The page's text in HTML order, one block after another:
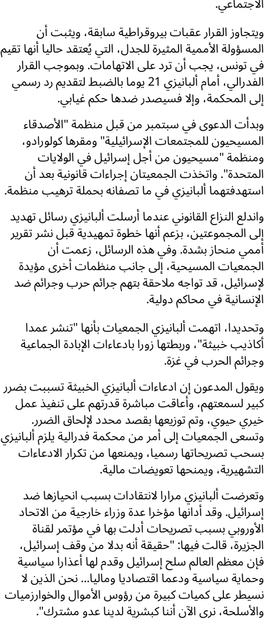
ويتجاوز القرار عقبات بيروقراطية سابقة، ويثبت أن
المسؤولة الأممية المثيرة للجدل، التي يُعتقد حاليا أنها تقيم
في تونس، يجب أن ترد على الاتهامات. وبموجب القرار
الفدرالي، أمام ألبانيزي 21 يوما بالضبط لتقديم رد رسمي
إلى المحكمة، وإلا فسيصدر ضدها حكم غيابي.
وبدأت الدعوى في سبتمبر من قبل منظمة "الأصدقاء
المسيحيون للمجتمعات الإسرائيلية" ومقرها كولورادو،
ومنظمة "مسيحيون من أجل إسرائيل في الولايات
المتحدة". واتخذت الجمعيتان إجراءات قانونية بعد أن
استهدفتهما ألبانيزي في ما تصفانه بحملة ترهيب منظمة.
واندلع النزاع القانوني عندما أرسلت ألبانيزي رسائل تهديد
إلى المجموعتين، بزعم أنها خطوة تمهيدية قبل نشر تقرير
أممي منحاز بشدة. وفي هذه الرسائل، زعمت أن
الجمعيات المسيحية، إلى جانب منظمات أخرى مؤيدة
لإسرائيل، قد تواجه ملاحقة بتهم جرائم حرب وجرائم ضد
الإنسانية في محاكم دولية.
وتحديدا، اتهمت ألبانيزي الجمعيات بأنها "تنشر عمدا
أكاذيب خبيثة"، وربطتها زورا بادعاءات الإبادة الجماعية
وجرائم الحرب في غزة.
ويقول المدعون إن ادعاءات ألبانيزي الخبيثة تسببت بضرر
كبير لسمعتهم، وأعاقت مباشرة قدرتهم على تنفيذ عمل
خيري حيوي، وتم توزيعها بقصد محدد لإلحاق الضرر.
وتسعى الجمعيات إلى أمر من محكمة فدرالية يلزم ألبانيزي
بسحب تصريحاتها رسميا، ويمنعها من تكرار الادعاءات
التشهيرية، ويمنحها تعويضات مالية.
وتعرضت ألبانيزي مرارا لانتقادات بسبب انحيازها ضد
إسرائيل. وقد أدانها مؤخرا عدة وزراء خارجية من الاتحاد
الأوروبي بسبب تصريحات أدلت بها في مؤتمر لقناة
الجزيرة، قالت فيها: "حقيقة أنه بدلا من وقف إسرائيل،
فإن معظم العالم سلح إسرائيل وقدم لها أعذارا سياسية
وحماية سياسية ودعما اقتصاديا وماليا... نحن الذين لا
نسيطر على كميات كبيرة من رؤوس الأموال والخوارزميات
والأسلحة، نرى الآن أننا كبشرية لدينا عدو مشترك".